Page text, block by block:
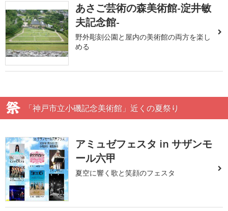
あさご芸術の森美術館-淀井敏
夫記念館-
野外彫刻公園と屋内の美術館の両方を楽し
める
「神戸市立小磯記念美術館」近くの夏祭り
アミュゼフェスタ in サザンモ
ール六甲
夏空に響く歌と笑顔のフェスタ